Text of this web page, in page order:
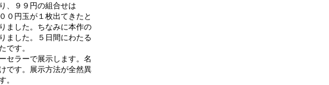
、９９円の組合せは
０円玉が１枚出てきたと
ました。ちなみに本作の
ました。５日間にわたる
です。
セラーで展示します。名
です。展示方法が全然異
。